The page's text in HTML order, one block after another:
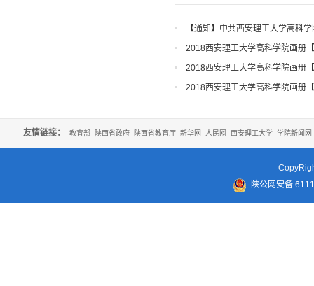
【通知】中共西安理工大学高科
知
2018西安理工大学高科学院画册
2018西安理工大学高科学院画册
2018西安理工大学高科学院画册
友情链接： 教育部 陕西省政府 陕西省教育厅 新华网 人民网 西安理工大学 学院新闻网
陕公网安备